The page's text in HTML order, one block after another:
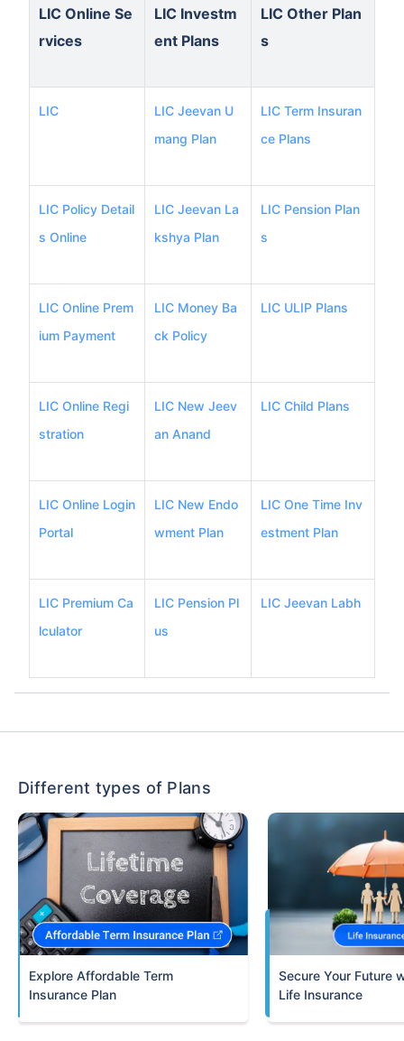
LIC Online Se
rvices
LIC Investm
ent Plans
LIC Other Plan
s
LIC
LIC Jeevan U
mang Plan
LIC Term Insuran
ce Plans
LIC Policy Detail
s Online
LIC Jeevan La
kshya Plan
LIC Pension Plan
s
LIC Online Prem
ium Payment
LIC Money Ba
ck Policy
LIC ULIP Plans
LIC Online Regi
stration
LIC New Jeev
an Anand
LIC Child Plans
LIC Online Login
Portal
LIC New Endo
wment Plan
LIC One Time Inv
estment Plan
LIC Premium Ca
lculator
LIC Pension Pl
us
LIC Jeevan Labh
Different types of Plans
Term
Insurance Plan
Life Insurance